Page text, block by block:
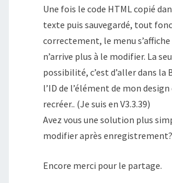
Une fois le code HTML copié
texte puis sauvegardé, tout
correctement, le menu
n’arrive plus à le modifier. La
possibilité, c’est d’aller dans la
l’ID de l’élément de mon
recréer.. (Je suis en V3.3.39)
Avez vous une solution plus
modifier après enregistrement?
Encore merci pour le partage.